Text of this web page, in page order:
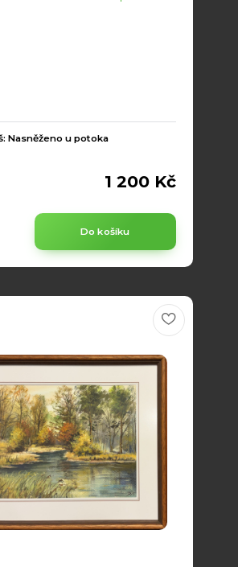
Nasněženo u potoka
1 200 Kč
Do košíku